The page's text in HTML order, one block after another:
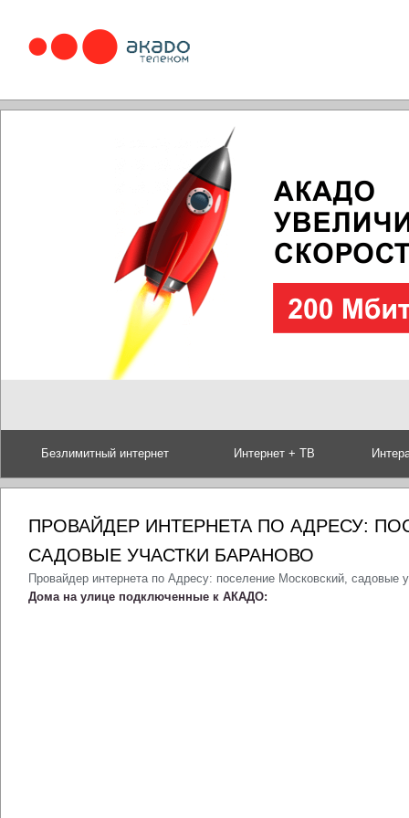
Безлимитный интернет Интернет + ТВ
ПРОВАЙДЕР ИНТЕРНЕТА ПО АДРЕСУ:
САДОВЫЕ УЧАСТКИ БАРАНОВО
Провайдер интернета по Адресу: поселение Московский, садовые
Дома на улице подключенные к АКАДО: